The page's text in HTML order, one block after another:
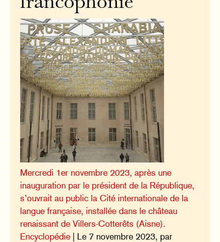
Mercredi 1er novembre 2023, après une
inauguration par le président de la République,
s’ouvrait au public la Cité internationale de la
langue française, installée dans le château
renaissant de Villers-Cotterêts (Aisne).
Encyclopédie | Le 7 novembre 2023, par